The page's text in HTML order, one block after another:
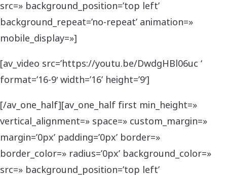
src=» background_position=’top left’
background_repeat=’no-repeat’ animation=»
mobile_display=»]
[av_video src=’https://youtu.be/DwdgHBl06uc ‘
format=’16-9′ width=’16’ height=’9′]
[/av_one_half][av_one_half first min_height=»
vertical_alignment=» space=» custom_margin=»
margin=’0px’ padding=’0px’ border=»
border_color=» radius=’0px’ background_color=»
src=» background_position=’top left’